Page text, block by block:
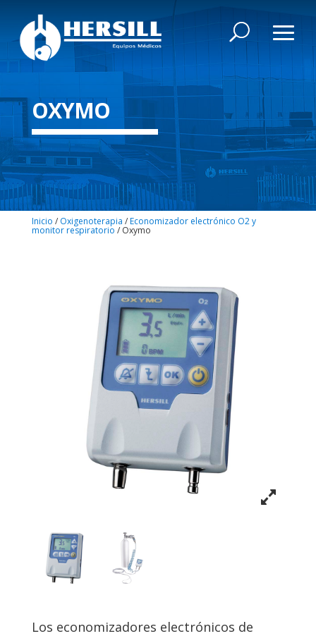
OXYMO
Inicio / Oxigenoterapia /Economizador electrónico O2 y
monitor respiratorio / Oxymo
Los economizadores electrónicos de